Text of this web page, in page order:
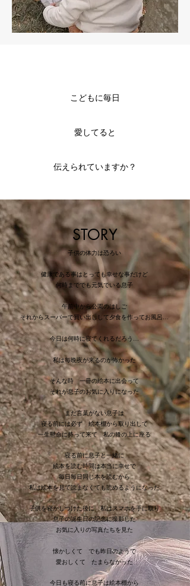
​こどもに毎日
愛してると
伝えられていますか？
STORY
子供の体力は恐ろい
健康である事はとっても幸せな事だけど
何時まででも元気でいる息子
午前中から公園のはしご
それからスーパーで買い出しして夕食を作ってお風呂…
今日は何時に寝てくれるだろう…
私は毎晩夜が来るのが怖かった
そんな時 一冊の絵本に出会って
それが息子のお気に入りになった
まだ言葉がない息子は
寝る前には必ず 絵本棚から取り出して
一生懸命に持って来て 私の膝の上に座る
寝る前に息子と一緒に
絵本を読む時間は本当に幸せで
毎日毎日同じ本を読むから
私は絵本を見て読まなくても読めるようになった
子供を寝かしつけた後に 私はスマホを手に取り
息子の誕生日の記念に撮影した
お気に入りの写真たちを見た
懐かしくて でも昨日のようで
愛おしくて たまらなかった
今日も寝る前に息子は絵本棚から